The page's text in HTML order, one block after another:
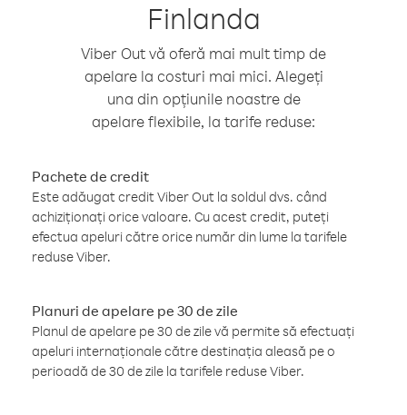
Finlanda
Viber Out vă oferă mai mult timp de
apelare la costuri mai mici. Alegeți
una din opțiunile noastre de
apelare flexibile, la tarife reduse:
Pachete de credit
Este adăugat credit Viber Out la soldul dvs. când
achiziționați orice valoare. Cu acest credit, puteți
efectua apeluri către orice număr din lume la tarifele
reduse Viber.
Planuri de apelare pe 30 de zile
Planul de apelare pe 30 de zile vă permite să efectuați
apeluri internaționale către destinația aleasă pe o
perioadă de 30 de zile la tarifele reduse Viber.